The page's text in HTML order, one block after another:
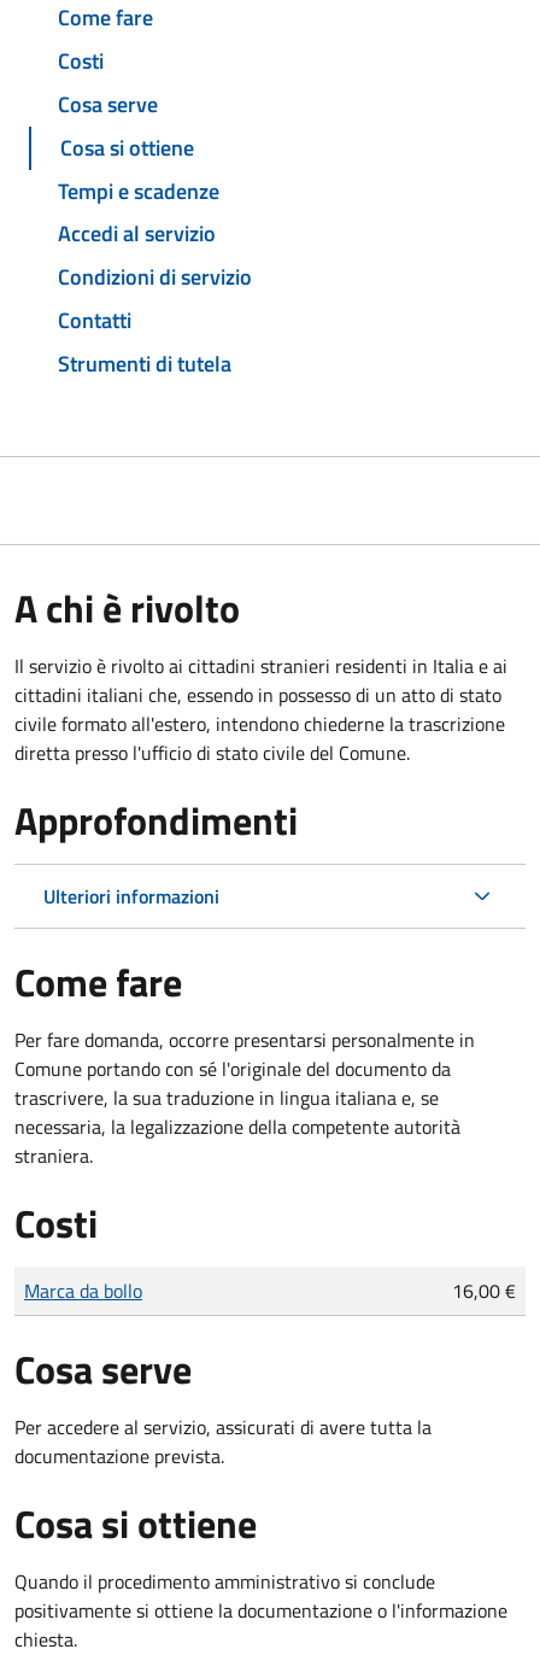
Come fare
Costi
Cosa serve
Cosa si ottiene
Tempi e scadenze
Accedi al servizio
Condizioni di servizio
Contatti
Strumenti di tutela
A chi è rivolto
Il servizio è rivolto ai cittadini stranieri residenti in Italia e ai
cittadini italiani che, essendo in possesso di un atto di stato
civile formato all'estero, intendono chiederne la trascrizione
diretta presso l'ufficio di stato civile del Comune.
Approfondimenti
Ulteriori informazioni
Come fare
Per fare domanda, occorre presentarsi personalmente in
Comune portando con sé l'originale del documento da
trascrivere, la sua traduzione in lingua italiana e, se
necessaria, la legalizzazione della competente autorità
straniera.
Costi
Tipo di pagamento
Importo
Marca da bollo 16,00 €
Cosa serve
Per accedere al servizio, assicurati di avere tutta la
documentazione prevista.
Cosa si ottiene
Quando il procedimento amministrativo si conclude
positivamente si ottiene la documentazione o l'informazione
chiesta.